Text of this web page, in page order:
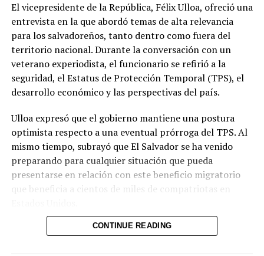
Además de la seguridad, las autoridades abordaron la
cooperación económica, comercial y tecnológica. Ambas
partes acordaron impulsar la creación de un Consejo
Binacional Empresarial orientado a promover el
comercio, la inversión y nuevas oportunidades de
desarrollo entre Colombia y El Salvador.
inteligencia artificial y transformación digital. Entre las
iniciativas mencionadas figuran la plataforma DoctorSV,
el acuerdo estratégico con Google Cloud y la
digitalización de trámites en el Centro Nacional de
Registros (CNR) y otras instituciones. Asimismo, se
habló de la tokenización y los activos digitales, áreas en
y una Comisión Nacional de Activos Digitales.
El vicepresidente de la República, Félix Ulloa, ofreció una
entrevista en la que abordó temas de alta relevancia
para los salvadoreños, tanto dentro como fuera del
territorio nacional. Durante la conversación con un
veterano experiodista, el funcionario se refirió a la
seguridad, el Estatus de Protección Temporal (TPS), el
desarrollo económico y las perspectivas del país.
Ulloa expresó que el gobierno mantiene una postura
optimista respecto a una eventual prórroga del TPS. Al
mismo tiempo, subrayó que El Salvador se ha venido
preparando para cualquier situación que pueda
presentarse en relación con este beneficio migratorio
que beneficia a cientos de miles de compatriotas en
En materia de seguridad, el vicepresidente recordó el
CONTINUE READING